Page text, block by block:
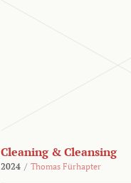
Cleaning & Cleansing
2024 / Thomas Fürhapter